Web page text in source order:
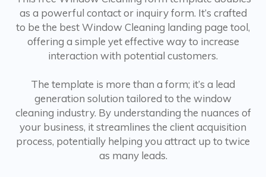
as a powerful contact or inquiry form. It’s crafted
to be the best Window Cleaning landing page tool,
offering a simple yet effective way to increase
interaction with potential customers.
The template is more than a form; it’s a lead
generation solution tailored to the window
cleaning industry. By understanding the nuances of
your business, it streamlines the client acquisition
process, potentially helping you attract up to twice
as many leads.